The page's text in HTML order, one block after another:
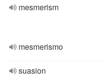
mesmerism
mesmerismo
suasion